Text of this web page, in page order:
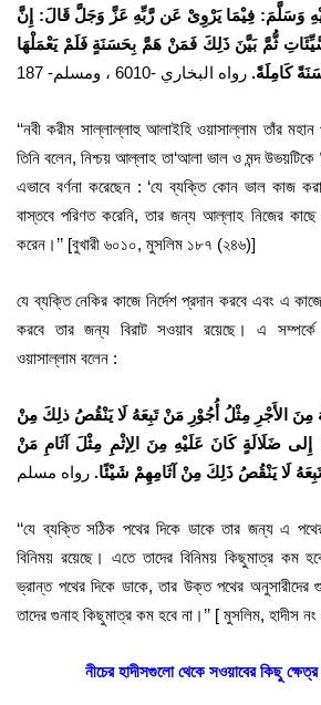
وَسَلَّمَ: فِيْمَا يَرْوِىْ عَن رَّبِّهِ عَزَّ وَجَلَّ قَالَ: إِنَّ
ثُّمَّ بَيَّنَ ذَلِكَ فَمَنْ هَمَّ بِحَسَنَةٍ فَلَمْ يَعْمَلْهَا
كَامِلَةً. رواه البخاري -6010 ، ومسلم- 187
‘‘নবী করীম সাল্লাল্লাহু আলাইহি ওয়াসাল্লাম তাঁর
তিনি বলেন, নিশ্চয় আল্লাহ তা‘আলা ভাল ও মন্দ
এভাবে বর্ণনা করেছেন : ‘যে ব্যক্তি কোন ভাল কাজ
বাস্তবে পরিণত করেনি, তার জন্য আল্লাহ নিজের কাছে
করেন।’’ [বুখারী ৬০১০, মুসলিম ১৮৭ (২৪৬)]
যে ব্যক্তি নেকির কাজে নির্দেশ প্রদান করবে এবং এ
করবে তার জন্য বিরাট সওয়াব রয়েছে। এ সম্পর্কে
ওয়াসাল্লাম বলেন :
الأَجْرِ مِثْلُ أُجُوْرِ مَنْ تَبِعَهُ لَا يَنْقُصُ ذلِكَ مِنْ
ضَلَالَةٍ كَانَ عَلَيْهِ مِنَ الِإثْمِ مِثْلَ آثَامِ مَنْ
تَبِعَهُ لَا يَنْقُصُ ذَلِكَ مِنْ آثَامِهِمْ شَيْئًا.
‘‘যে ব্যক্তি সঠিক পথের দিকে ডাকে তার জন্য এ
বিনিময় রয়েছে। এতে তাদের বিনিময় কিছুমাত্র
ভ্রান্ত পথের দিকে ডাকে, তার উক্ত পথের অনুসারীদের
তাদের গুনাহ কিছুমাত্র কম হবে না।’’ [ মুসলিম, হাদীস
নীচের হাদীসগুলো থেকে সওয়াবের কিছু